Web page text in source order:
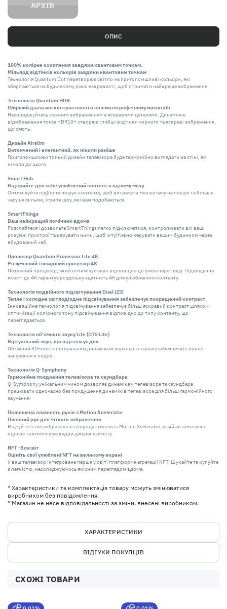
АРХІВ
ОПИС
100% колірне охоплення завдяки квантовим точкам.
Мільярд відтінків кольорів завдяки квантовим точкам
Технологія Quantum Dot перетворює світло на приголомшливі кольори, які
зберігаються на будь-якому рівні яскравості, щоб отримати найкраще зображення.
Технологія Quantum HDR
Ширший діапазон контрастності в кінематографічному масштабі
Насолоджуйтесь кожним зображенням з яскравими деталями. Динамічне
відображення тонів HDR10+ створює глибші відтінки чорного та яскраві зображення,
що сяють.
Дизайн Airslim
Витончений і елегантний, як ніколи раніше
Приголомшливо тонкий дизайн телевізора буде гармонійно виглядати на стіні, як
ніколи до цього.
Smart Hub
Відкрийте для себе улюблений контент в одному місці
Оптимізуйте підбір та пошук контенту, щоб витрачати менше часу на пошук та більше
часу на фільми, ігри та шоу, які вам подобаються.
SmartThings
Ваш найкращий помічник вдома
Розслабтеся і дозвольте SmartThings легко підключатися, контролювати всі ваші
розумні пристрої та керувати ними, щоб інтуїтивно керувати вашим будинком через
вбудований хаб.
Процесор Quantum Processor Lite 4K
Розумніший і швидший процесор 4K
Потужний процесор, який оптимізує звук відповідно до умов перегляду. Підвищення
якості до 4K гарантує роздільну здатність 4K для улюбленого контенту.
Технологія подвійного підсвічування Dual LED
Тепле і холодне світлодіодне підсвічування забезпечує покращений контраст
Інноваційна технологія підсвічування забезпечує більш яскравий контраст шляхом
оптимізації колірного тону підсвічування відповідно до типу контенту, що
переглядається.
Технологія об'ємного звуку Lite (OTS Lite)
Віртуальний звук, що відстежує дію
Об'ємний 3D-звук з віртуальним динаміком верхнього каналу забезпечить повне
занурення в подію.
Технологія Q-Symphony
Гармонійне поєднання телевізора та саундбара
Q-Symphony унікальним чином дозволяє динамікам телевізора та саундбара
працювати одночасно без придушення динаміків телевізора для більш гармонійного
звучання.
Поліпшена плавність рухів з Motion Xcelerator
Плавний рух для чіткого зображення
Відчуйте чітке зображення та продуктивність Motion Xcelerator, який автоматично
оцінює та компенсує кадри джерела вмісту.
NFT -Всесвіт
Оцініть свої улюблені NFT на великому екрані
У ваш телевізор інтегрована перша у світі платформа агрегації NFT. Шукайте та купуйте
з легкістю, насолоджуючись якісним переглядом вдома.
* Характеристики та комплектація товару можуть змінюватися
виробником без повідомлення.
* Магазин не несе відповідальності за зміни, внесені виробником.
ХАРАКТЕРИСТИКИ
ВІДГУКИ ПОКУПЦІВ
СХОЖІ ТОВАРИ